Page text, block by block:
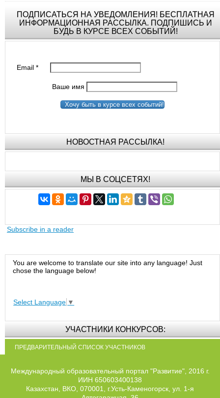
ПОДПИСАТЬСЯ НА УВЕДОМЛЕНИЯ! БЕСПЛАТНАЯ
ИНФОРМАЦИОННАЯ РАССЫЛКА. ПОДПИШИСЬ И
БУДЬ В КУРСЕ ВСЕХ СОБЫТИЙ!
Email*
Ваше имя
Хочу быть в курсе всех событий!
НОВОСТНАЯ РАССЫЛКА!
МЫ В СОЦСЕТЯХ!
Subscribe in a reader
You are welcome to translate our site into any language! Just
chose the language below!
Select Language ▼
УЧАСТНИКИ КОНКУРСОВ:
ПРЕДВАРИТЕЛЬНЫЙ СПИСОК УЧАСТНИКОВ
Международный образовательный портал "Развитие", 2016 г.
ИИН 650603400138
Казахстан, ВКО, 070001, г.Усть-Каменогорск, ул. 1-я